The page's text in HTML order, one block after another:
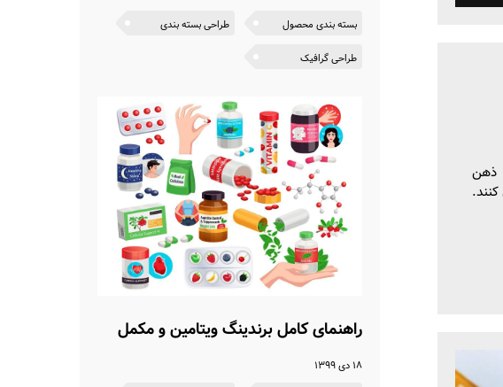
ذهن
بسته بندی محصول
طراحی بسته بندی
طراحی گرافیک
راهنمای کامل برندینگ ویتامین و مکمل
۱۸ دی ۱۳۹۹